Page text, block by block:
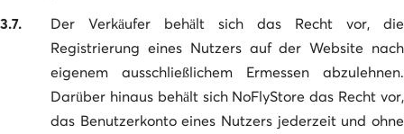
3.7.
Der Verkäufer behält sich das Recht vor, die
Registrierung eines Nutzers auf der Website nach
eigenem ausschließlichem Ermessen abzulehnen.
Darüber hinaus behält sich NoFlyStore das Recht vor,
das Benutzerkonto eines Nutzers jederzeit und ohne